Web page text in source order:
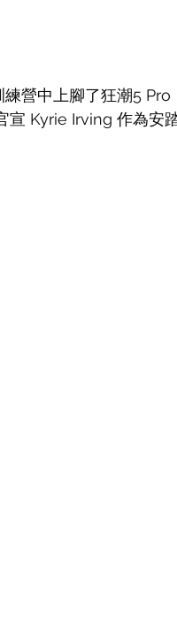
營中上腳了狂潮5 Pro
宣 Kyrie Irving 作為安